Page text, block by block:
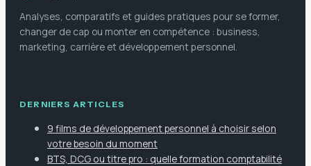
Analyses, comparatifs et guides pratiques pour se former,
changer de cap ou monter en compétence : business,
marketing, carrière et développement personnel.
DERNIERS ARTICLES
9 films de développement personnel à choisir selon
votre besoin du moment
BTS, DCG ou titre pro : quelle formation comptabilité